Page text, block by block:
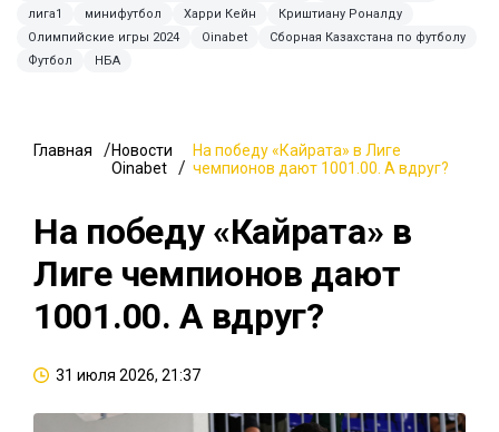
лига1
минифутбол Харри Кейн
Криштиану Роналду
Олимпийские игры 2024
Oinabet
Сборная Казахстана по футболу
Футбол
НБА
Главная
Новости
Oinabet
На победу «Кайрата» в Лиге
чемпионов дают 1001.00. А вдруг?
На победу «Кайрата» в
Лиге чемпионов дают
1001.00. А вдруг?
31 июля 2026, 21:37